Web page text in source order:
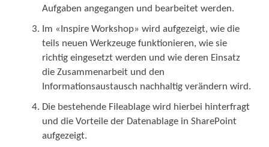
Aufgaben angegangen und bearbeitet werden.
Im «Inspire Workshop» wird aufgezeigt, wie die
teils neuen Werkzeuge funktionieren, wie sie
richtig eingesetzt werden und wie deren Einsatz
die Zusammenarbeit und den
Informationsaustausch nachhaltig verändern wird.
Die bestehende Fileablage wird hierbei hinterfragt
und die Vorteile der Datenablage in SharePoint
aufgezeigt.